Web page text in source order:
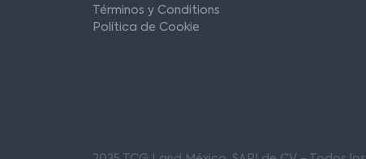
Términos y Conditions
Política de Cookie